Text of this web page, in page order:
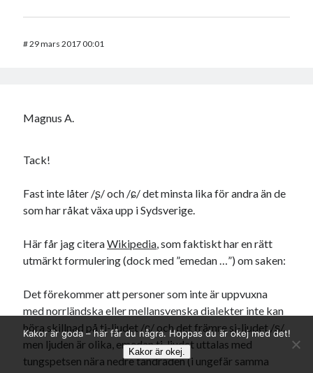
#29 mars 2017 00:01
Magnus A.
Tack!
Fast inte låter /ʂ/ och /ɕ/ det minsta lika för andra än de
som har råkat växa upp i Sydsverige.
Här får jag citeraWikipedia, som faktiskt har en rätt
utmärkt formulering (dock med ”emedan …”) om saken:
Det förekommer att personer som inte är uppvuxna
med norrländska eller mellansvenska dialekter inte kan
höra skillnad på tj-ljudet /ɕ/ och det främre sj-ljudet /ʂ/,
men ljuden är olika, emedan tj-ljudet uttalas med
tungspetsen nära nedre tandraden (i ungefär samma
Kakor är goda – här får du några. Hoppas du är okej med det!
Kakor är okej.